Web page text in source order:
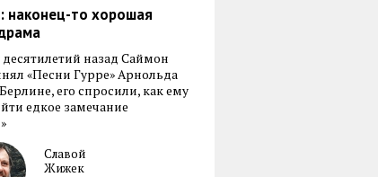
наконец-то хорошая
десятилетий назад Саймон
«Песни Гурре» Арнольда
его спросили, как ему
едкое замечание
Славой
Жижек